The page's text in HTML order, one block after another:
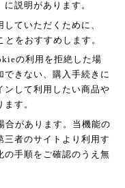
説明があります。
ていただくために、
をおすすめします。
の利用を拒絶した場
できない、購入手続きに
ンして利用したい商品や
す。
合があります。当機能の
三者のサイトより利用す
の手順をご確認のうえ無